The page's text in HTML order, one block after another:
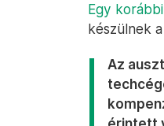
Egy
készülnek
Az